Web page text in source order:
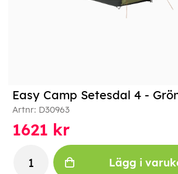
Easy Camp Setesdal 4 -
Artnr: D30963
1621 kr
Lägg i